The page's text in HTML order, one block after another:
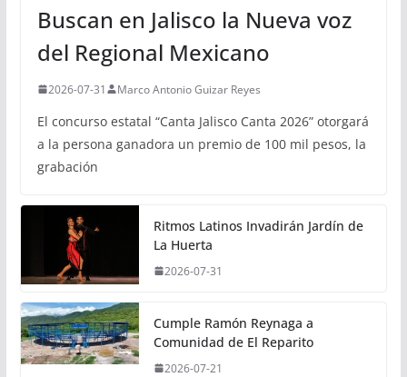
Buscan en Jalisco la Nueva voz
del Regional Mexicano
2026-07-31 Marco Antonio Guizar Reyes
El concurso estatal “Canta Jalisco Canta 2026” otorgará
a la persona ganadora un premio de 100 mil pesos, la
grabación
Ritmos Latinos Invadirán Jardín de
La Huerta
2026-07-31
Cumple Ramón Reynaga a
Comunidad de El Reparito
2026-07-21